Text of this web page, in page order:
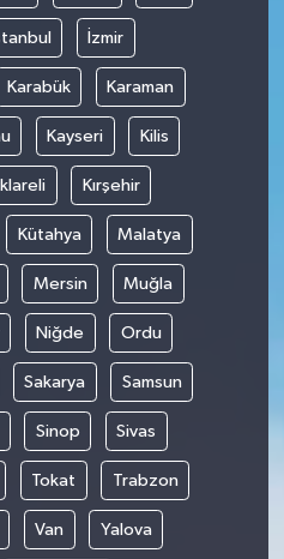
İzmir
Karabük Karaman
Kayseri Kilis
Kırşehir
Kütahya Malatya
Mersin Muğla
Niğde Ordu
Sakarya Samsun
Sinop Sivas
Tokat Trabzon
Van Yalova